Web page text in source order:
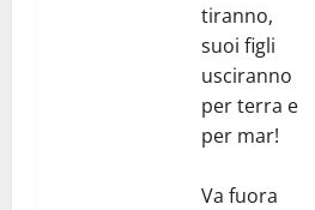
tiranno,
suoi figli
usciranno
per terra e
per mar!
Va fuora